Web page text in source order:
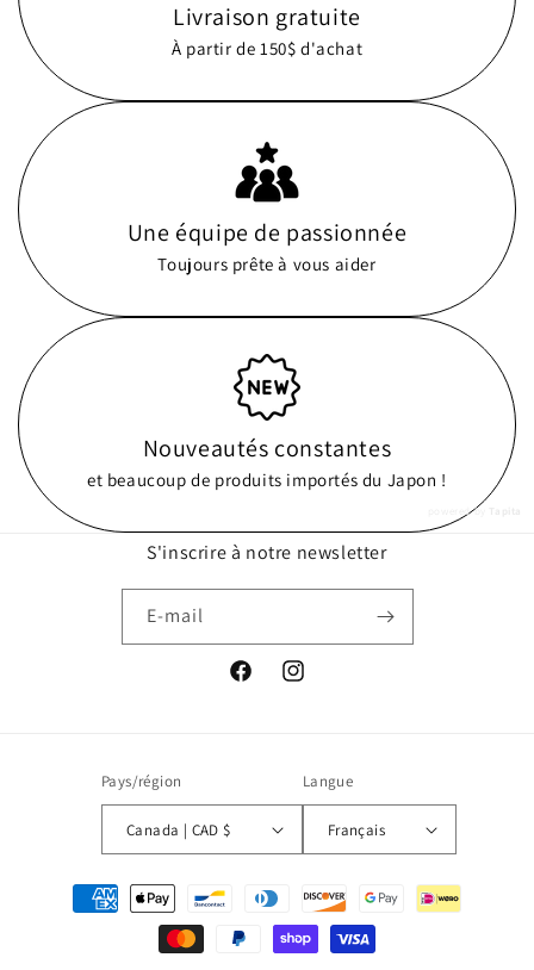
Livraison gratuite
À partir de 150$ d'achat
Une équipe de passionnée
Toujours prête à vous aider
Nouveautés constantes
et beaucoup de produits importés du Japon !
powered by
S'inscrire à notre newsletter
E-mail
FacebookInstagram
Pays/région
Canada | CAD $
Langue
Français
Moyens